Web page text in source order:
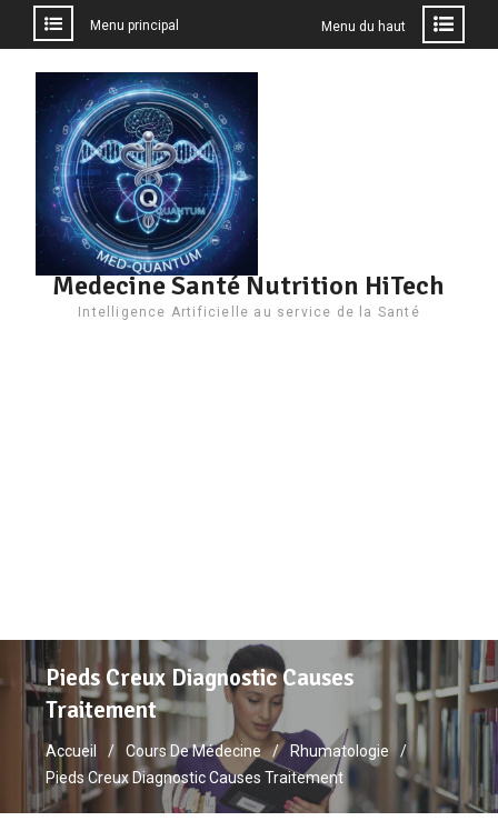
contenu
Menu principal Menu du haut
Medecine Santé Nutrition HiTech
Intelligence Artificielle au service de la Santé
Pieds Creux Diagnostic Causes
Traitement
Accueil Cours De Médecine
Rhumatologie
Pieds Creux Diagnostic Causes Traitement